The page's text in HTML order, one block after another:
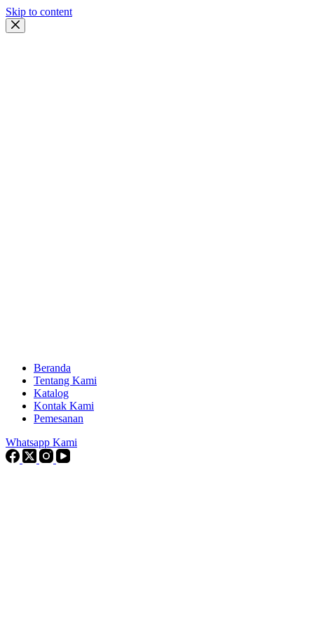
Skip to content
Beranda
Tentang Kami
Katalog
Kontak Kami
Pemesanan
Whatsapp Kami